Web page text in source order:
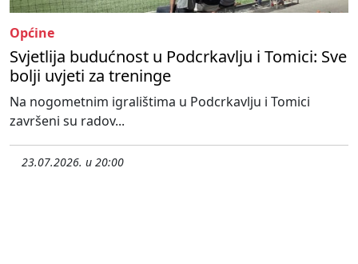
Općine
Svjetlija budućnost u Podcrkavlju i Tomici: Sve
bolji uvjeti za treninge
Na nogometnim igralištima u Podcrkavlju i Tomici
završeni su radov...
23.07.2026. u 20:00